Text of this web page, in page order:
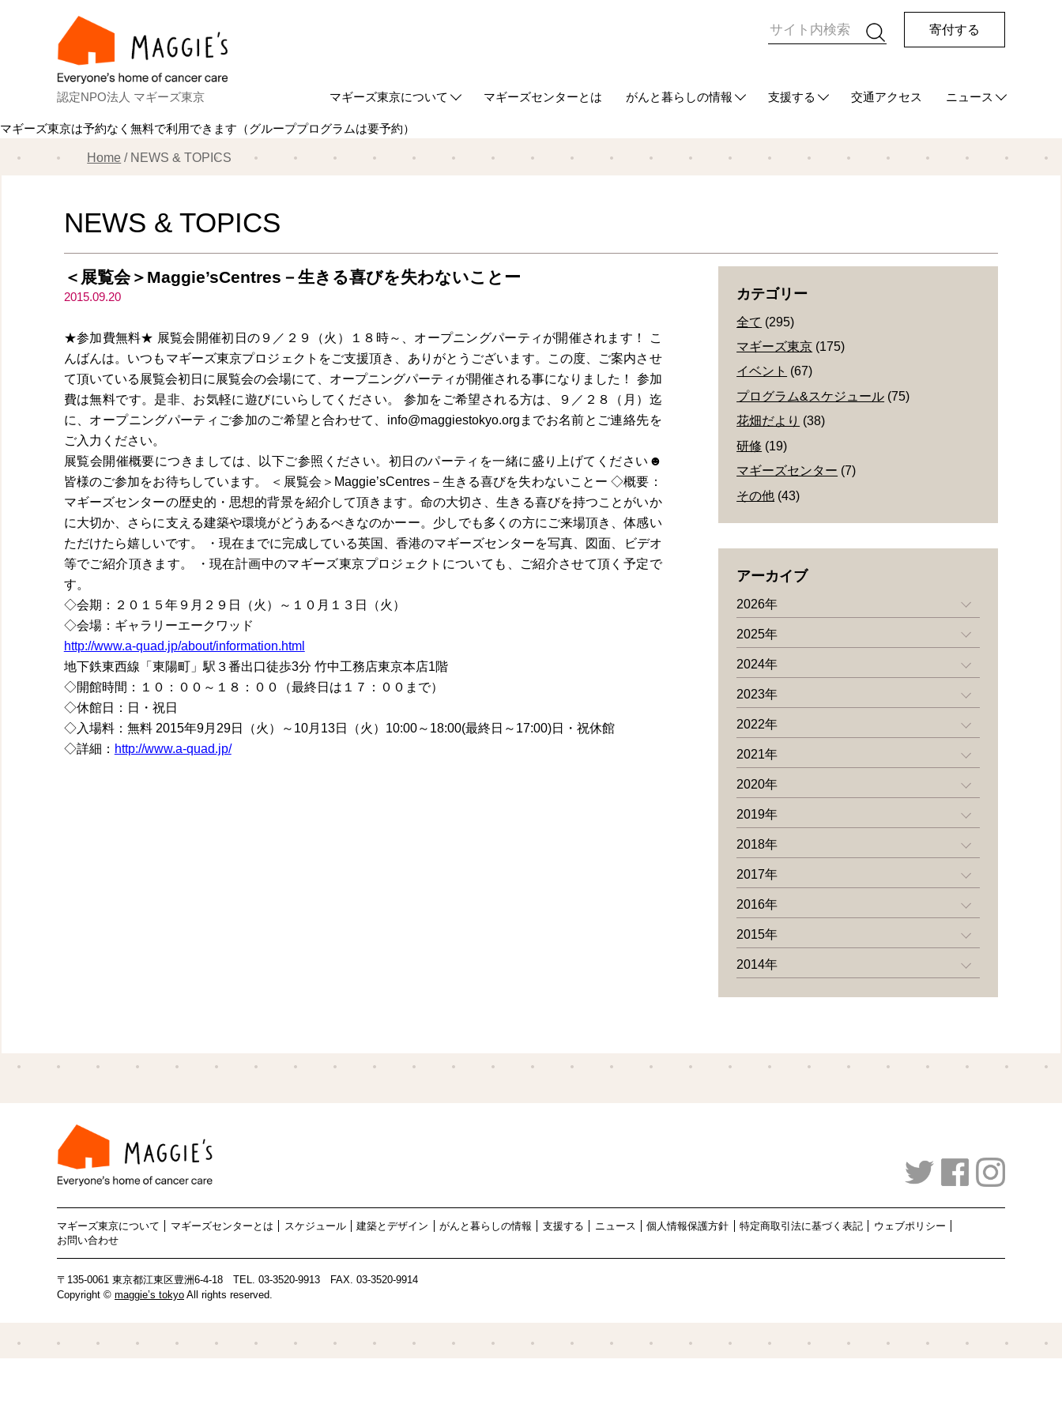
認定NPO法人 マギーズ東京
寄付する
マギーズ東京について
About us
マギーズ東京ってどんなところ？
建築とデザイン
スケジュール
共同代表からのご挨拶
理事の紹介
スタッフ
マギーズ流サポート研修
マギーズセンターとは がんと暮らしの情報 支援する 交通アクセス ニュース
マギーズ東京は予約なく無料で利用できます（グループプログラムは要予約）
Home NEWS & TOPICS
NEWS & TOPICS
＜展覧会＞Maggie’sCentres－生きる喜びを失わないことー
2015.09.20
★参加費無料★ 展覧会開催初日の９／２９（火）１８時～、オープニングパーティが開催されます！ こ
んばんは。いつもマギーズ東京プロジェクトをご支援頂き、ありがとうございます。この度、ご案内させ
て頂いている展覧会初日に展覧会の会場にて、オープニングパーティが開催される事になりました！ 参加
費は無料です。是非、お気軽に遊びにいらしてください。 参加をご希望される方は、９／２８（月）迄
に、オープニングパーティご参加のご希望と合わせて、info@maggiestokyo.orgまでお名前とご連絡先を
ご入力ください。
展覧会開催概要につきましては、以下ご参照ください。初日のパーティを一緒に盛り上げてください☻
皆様のご参加をお待ちしています。 ＜展覧会＞Maggie’sCentres－生きる喜びを失わないことー ◇概要：
マギーズセンターの歴史的・思想的背景を紹介して頂きます。命の大切さ、生きる喜びを持つことがいか
に大切か、さらに支える建築や環境がどうあるべきなのかーー。少しでも多くの方にご来場頂き、体感い
ただけたら嬉しいです。 ・現在までに完成している英国、香港のマギーズセンターを写真、図面、ビデオ
等でご紹介頂きます。 ・現在計画中のマギーズ東京プロジェクトについても、ご紹介させて頂く予定で
す。
◇会期：２０１５年９月２９日（火）～１０月１３日（火）
◇会場：ギャラリーエークワッド
http://www.a-quad.jp/about/information.html
地下鉄東西線「東陽町」駅３番出口徒歩3分 竹中工務店東京本店1階
◇開館時間：１０：００～１８：００（最終日は１７：００まで）
◇休館日：日・祝日
◇入場料：無料 2015年9月29日（火）～10月13日（火）10:00～18:00(最終日～17:00)日・祝休館
◇詳細： http://www.a-quad.jp/
カテゴリー
全て (295)
マギーズ東京 (175)
イベント (67)
プログラム&スケジュール (75)
花畑だより (38)
研修 (19)
マギーズセンター (7)
その他 (43)
アーカイブ
2026年
2025年
2024年
2023年
2022年
2021年
2020年
2019年
2018年
2017年
2016年
2015年
2014年
マギーズ東京について マギーズセンターとは スケジュール 建築とデザイン がんと暮らしの情報 支援する ニュース 個人情報保護方針 特定商取引法に基づく表記
ウェブポリシー
お問い合わせ
〒135-0061 東京都江東区豊洲6-4-18 TEL. 03-3520-9913FAX. 03-3520-9914
Copyright © maggie’s tokyo All rights reserved.